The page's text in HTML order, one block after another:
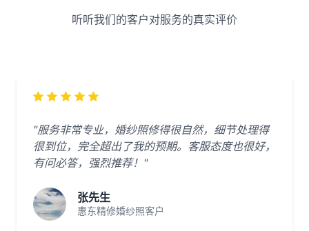
听听我们的客户对服务的真实评价
"服务非常专业，婚纱照修得很自然，细节处理得
很到位，完全超出了我的预期。客服态度也很好，
有问必答，强烈推荐！"
张先生
惠东精修婚纱照客户